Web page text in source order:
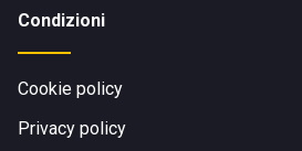
Condizioni
Cookie policy
Privacy policy